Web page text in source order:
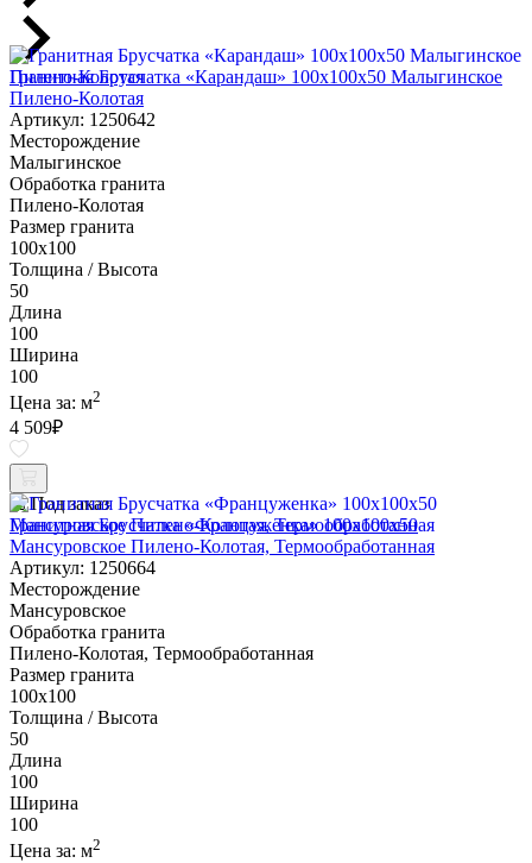
Гранитная Брусчатка «Карандаш» 100х100x50 Малыгинское
Пилено-Колотая
Артикул: 1250642
Месторождение
Малыгинское
Обработка гранита
Пилено-Колотая
Размер гранита
100х100
Толщина / Высота
50
Длина
100
Ширина
100
Цена за: м2
4 509₽
Под заказ
Гранитная Брусчатка «Француженка» 100х100x50
Мансуровское Пилено-Колотая, Термообработанная
Артикул: 1250664
Месторождение
Мансуровское
Обработка гранита
Пилено-Колотая, Термообработанная
Размер гранита
100х100
Толщина / Высота
50
Длина
100
Ширина
100
Цена за: м2